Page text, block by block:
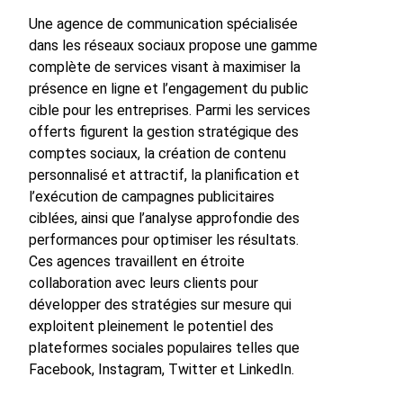
Une agence de communication spécialisée
dans les réseaux sociaux propose une gamme
complète de services visant à maximiser la
présence en ligne et l’engagement du public
cible pour les entreprises. Parmi les services
offerts figurent la gestion stratégique des
comptes sociaux, la création de contenu
personnalisé et attractif, la planification et
l’exécution de campagnes publicitaires
ciblées, ainsi que l’analyse approfondie des
performances pour optimiser les résultats.
Ces agences travaillent en étroite
collaboration avec leurs clients pour
développer des stratégies sur mesure qui
exploitent pleinement le potentiel des
plateformes sociales populaires telles que
Facebook, Instagram, Twitter et LinkedIn.